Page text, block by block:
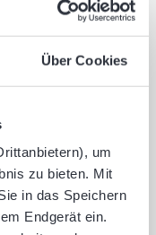
Über Cookies
um
zu bieten. Mit
in das Speichern
Endgerät ein.
Familie in
bei der
von
steht
und
Seite.